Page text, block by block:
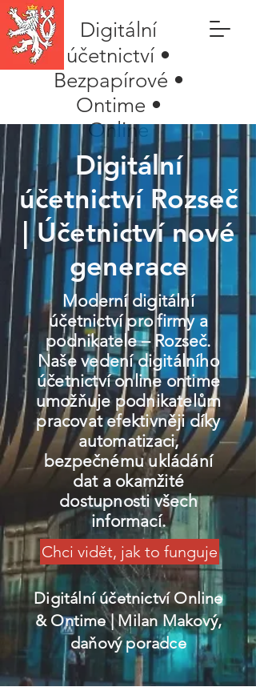
Digitální
účetnictví •
Bezpapírové •
Ontime •
Online
Digitální
účetnictví Rozseč
| Účetnictví nové
generace
Moderní digitální
účetnictví pro firmy a
podnikatele – Rozseč.
Naše vedení digitálního
účetnictví online ontime
umožňuje podnikatelům
pracovat efektivněji díky
automatizaci,
bezpečnému ukládání
dat a okamžité
dostupnosti všech
informací.
Chci vidět, jak to funguje
Digitální účetnictví Online
& Ontime| Milan Makový,
daňový poradce